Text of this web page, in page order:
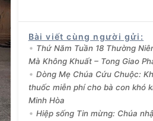
Bài viết cùng người gửi :
Thứ Năm Tuần 18 Thường
Mà Không Khuất – Tong Giao
Dòng Mẹ Chúa Cứu Chuộc:
thuốc miễn phí cho bà con khó
Minh Hòa
Hiệp sống Tin mừng: Chúa